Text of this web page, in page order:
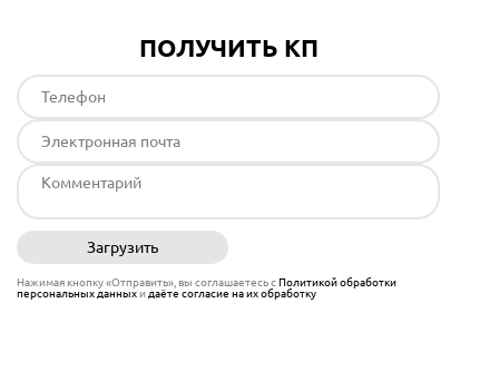
ПОЛУЧИТЬ КП
Загрузить
Нажимая кнопку «Отправить», вы соглашаетесь сПолитикой обработки
персональных данныхи даёте согласие на их обработку